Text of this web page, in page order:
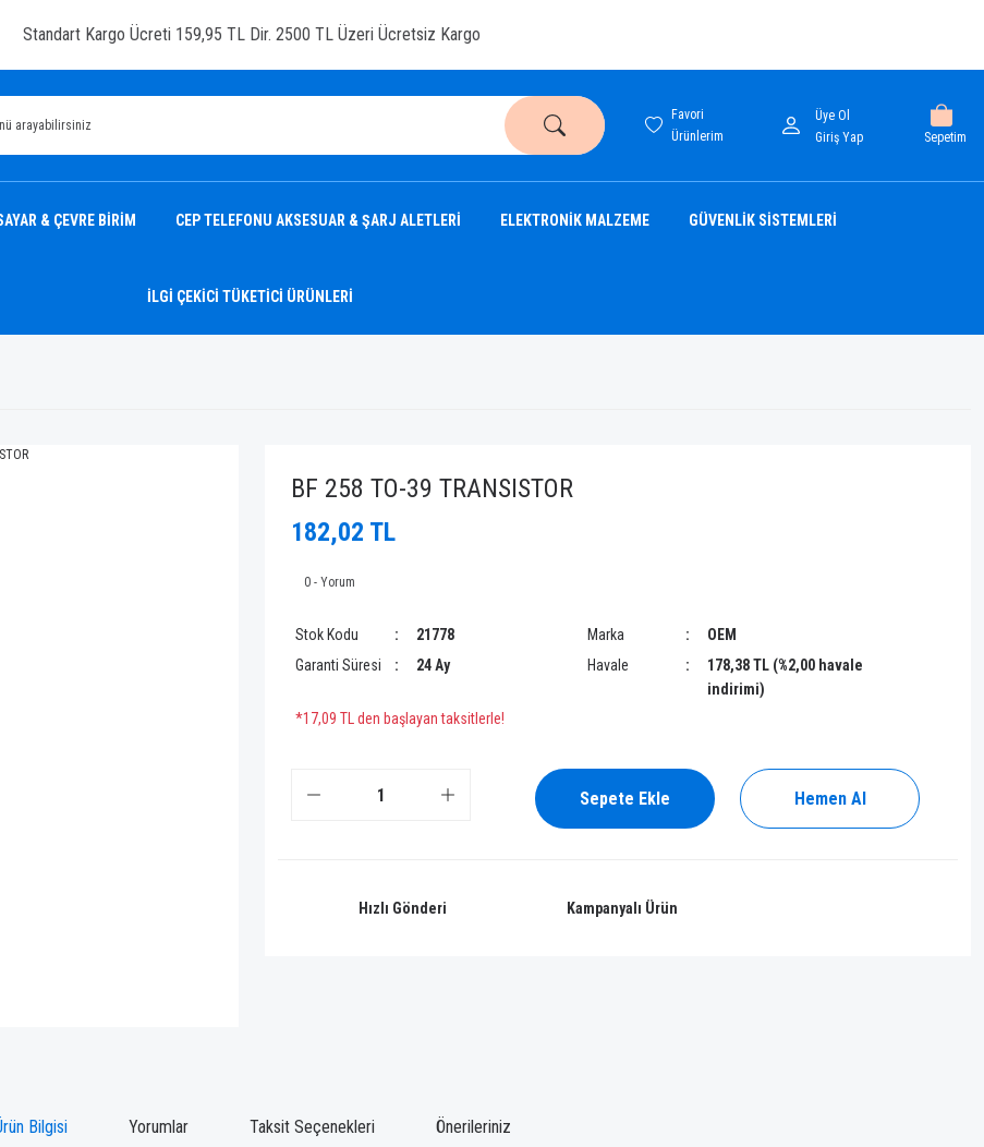
Standart Kargo Ücreti 159,95 TL Dir. 2500 TL Üzeri Ücretsiz Kargo
Favori
Ürünlerim
Giriş Yap
Üye Ol
Sepetim
& ÇEVRE BİRİM CEP TELEFONU AKSESUAR & ŞARJ ALETLERİ ELEKTRONİK MALZEME GÜVENLİK SİSTEMLERİ
İLGİ ÇEKİCİ TÜKETİCİ ÜRÜNLERİ
BF 258 TO-39 TRANSISTOR
182,02 TL
0 - Yorum
Stok Kodu 21778 Marka
OEM
Garanti Süresi
24 Ay Havale
178,38 TL (%2,00 havale
indirimi)
*17,09 TL den başlayan taksitlerle!
Sepete Ekle Hemen Al
Hızlı Gönderi Kampanyalı Ürün
Bilgisi Yorumlar Taksit Seçenekleri Önerileriniz